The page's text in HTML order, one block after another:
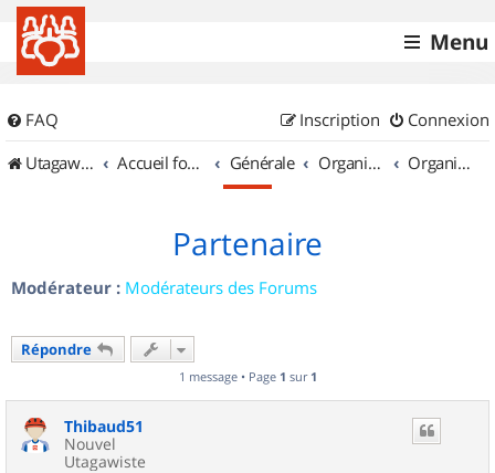
Menu
FAQ Connexion
Inscription
UtagawaVTT (Randos VTT et VTTAE avec traces GPS)
Accueil forum Générale Organisation de sorties & Recherche de partenaires Organisation de sorties en région Champagne Ardenne
Partenaire
Modérateur : Modérateurs des Forums
Répondre
1 message • Page 1 sur 1
Thibaud51
Nouvel
Utagawiste